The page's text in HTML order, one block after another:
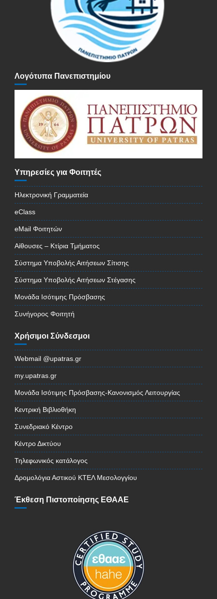
Λογότυπα Πανεπιστημίου
Υπηρεσίες για Φοιτητές
Ηλεκτρονική Γραμματεία
eClass
eMail Φοιτητών
Αίθουσες – Κτίρια Τμήματος
Σύστημα Υποβολής Αιτήσεων Σίτισης
Σύστημα Υποβολής Αιτήσεων Στέγασης
Μονάδα Ισότιμης Πρόσβασης
Συνήγορος Φοιτητή
Χρήσιμοι Σύνδεσμοι
Webmail @upatras.gr
my.upatras.gr
Μονάδα Ισότιμης Πρόσβασης-Κανονισμός Λειτουργίας
Κεντρική Βιβλιοθήκη
Συνεδριακό Κέντρο
Κέντρο Δικτύου
Τηλεφωνικός κατάλογος
Δρομολόγια Αστικού ΚΤΕΛ Μεσολογγίου
Έκθεση Πιστοποίησης ΕΘΑΑΕ